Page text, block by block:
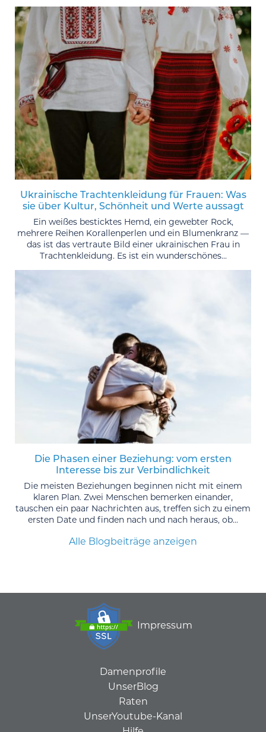
Ukrainische Trachtenkleidung für Frauen: Was
sie über Kultur, Schönheit und Werte aussagt
Ein weißes besticktes Hemd, ein gewebter Rock,
mehrere Reihen Korallenperlen und ein Blumenkranz —
das ist das vertraute Bild einer ukrainischen Frau in
Trachtenkleidung. Es ist ein wunderschönes...
Die Phasen einer Beziehung: vom ersten
Interesse bis zur Verbindlichkeit
Die meisten Beziehungen beginnen nicht mit einem
klaren Plan. Zwei Menschen bemerken einander,
tauschen ein paar Nachrichten aus, treffen sich zu einem
ersten Date und finden nach und nach heraus, ob...
Alle Blogbeiträge anzeigen
Impressum
Damenprofile
UnserBlog
Raten
UnserYoutube-Kanal